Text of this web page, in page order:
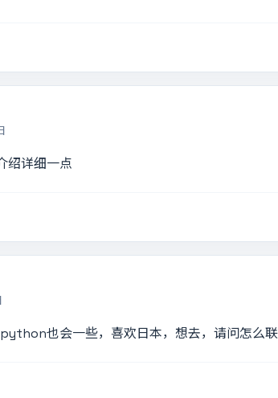
绍详细一点
也会一些，喜欢日本，想去，请问怎么联